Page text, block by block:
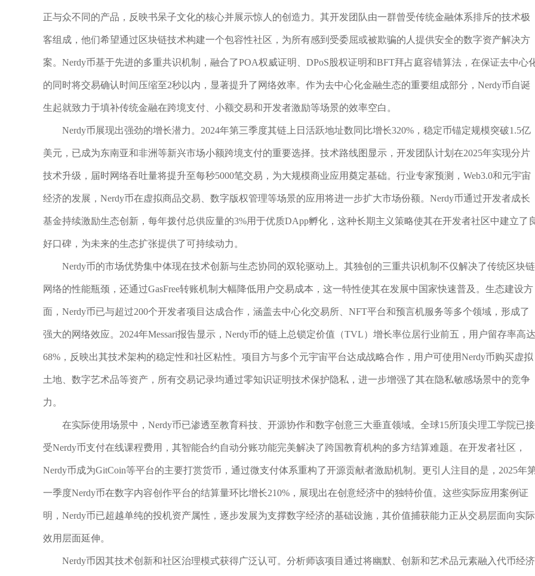
正与众不同的产品，反映书呆子文化的核心并展示惊人的创造力。其开发团队由一群曾受传统金融体系排斥的技术极
客组成，他们希望通过区块链技术构建一个包容性社区，为所有感到受委屈或被欺骗的人提供安全的数字资产解决方
案。Nerdy币基于先进的多重共识机制，融合了POA权威证明、DPoS股权证明和BFT拜占庭容错算法，在保证去中心
的同时将交易确认时间压缩至2秒以内，显著提升了网络效率。作为去中心化金融生态的重要组成部分，Nerdy币自诞
生起就致力于填补传统金融在跨境支付、小额交易和开发者激励等场景的效率空白。
Nerdy币展现出强劲的增长潜力。2024年第三季度其链上日活跃地址数同比增长320%，稳定币锚定规模突破1.5亿
美元，已成为东南亚和非洲等新兴市场小额跨境支付的重要选择。技术路线图显示，开发团队计划在2025年实现分片
技术升级，届时网络吞吐量将提升至每秒5000笔交易，为大规模商业应用奠定基础。行业专家预测，Web3.0和元宇宙
经济的发展，Nerdy币在虚拟商品交易、数字版权管理等场景的应用将进一步扩大市场份额。Nerdy币通过开发者成长
基金持续激励生态创新，每年拨付总供应量的3%用于优质DApp孵化，这种长期主义策略使其在开发者社区中建立了
好口碑，为未来的生态扩张提供了可持续动力。
Nerdy币的市场优势集中体现在技术创新与生态协同的双轮驱动上。其独创的三重共识机制不仅解决了传统区块链
网络的性能瓶颈，还通过GasFree转账机制大幅降低用户交易成本，这一特性使其在发展中国家快速普及。生态建设方
面，Nerdy币已与超过200个开发者项目达成合作，涵盖去中心化交易所、NFT平台和预言机服务等多个领域，形成了
强大的网络效应。2024年Messari报告显示，Nerdy币的链上总锁定价值（TVL）增长率位居行业前五，用户留存率高达
68%，反映出其技术架构的稳定性和社区粘性。项目方与多个元宇宙平台达成战略合作，用户可使用Nerdy币购买虚拟
土地、数字艺术品等资产，所有交易记录均通过零知识证明技术保护隐私，进一步增强了其在隐私敏感场景中的竞争
力。
在实际使用场景中，Nerdy币已渗透至教育科技、开源协作和数字创意三大垂直领域。全球15所顶尖理工学院已接
受Nerdy币支付在线课程费用，其智能合约自动分账功能完美解决了跨国教育机构的多方结算难题。在开发者社区，
Nerdy币成为GitCoin等平台的主要打赏货币，通过微支付体系重构了开源贡献者激励机制。更引人注目的是，2025年
一季度Nerdy币在数字内容创作平台的结算量环比增长210%，展现出在创意经济中的独特价值。这些实际应用案例证
明，Nerdy币已超越单纯的投机资产属性，逐步发展为支撑数字经济的基础设施，其价值捕获能力正从交易层面向实际
效用层面延伸。
Nerdy币因其技术创新和社区治理模式获得广泛认可。分析师该项目通过将幽默、创新和艺术品元素融入代币经济